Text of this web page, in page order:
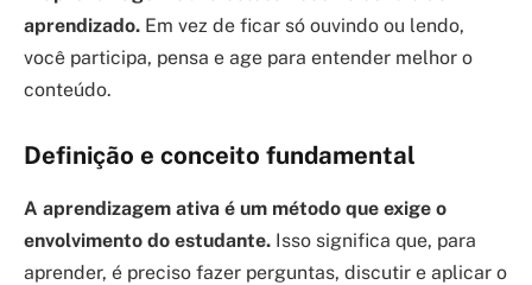
aprendizado. Em vez de ficar só ouvindo ou lendo,
você participa, pensa e age para entender melhor o
conteúdo.
Definição e conceito fundamental
A aprendizagem ativa é um método que exige o
envolvimento do estudante. Isso significa que, para
aprender, é preciso fazer perguntas, discutir e aplicar o